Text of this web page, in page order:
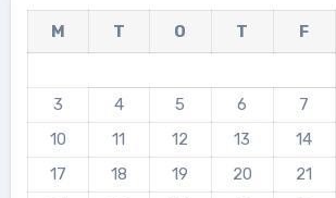
M T O T F
3
4 5 6 7
10
11 12 13 14
17
18 19 20 21